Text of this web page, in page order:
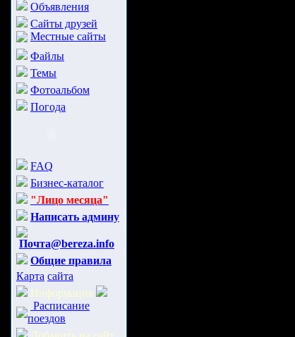
Объявления
Сайты друзей
Местные сайты
Файлы
Темы
Фотоальбом
Погода
FAQ
Бизнес-каталог
"Лицо месяца"
Написать админу
Почта@bereza.info
Общие правила
Карта сайта
Информация
Расписание
поездов